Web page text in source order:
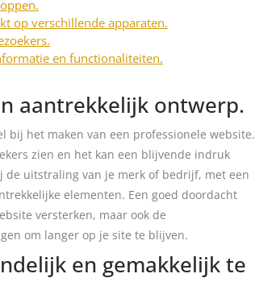
op verschillende apparaten.
en functionaliteiten.
aantrekkelijk ontwerp.
bij het maken van een professionele website.
zien en het kan een blijvende indruk
uitstraling van je merk of bedrijf, met een
elementen. Een goed doordacht
versterken, maar ook de
om langer op je site te blijven.
en gemakkelijk te